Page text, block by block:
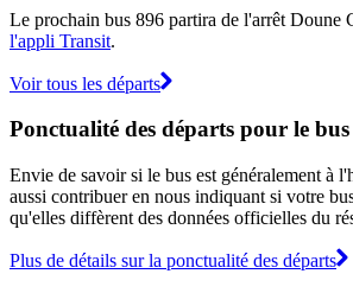
Le prochain bus 896 partira de l'arrêt Doune
l'appli Transit.
Voir tous les départs
Ponctualité des départs pour le
Envie de savoir si le bus est généralement à
aussi contribuer en nous indiquant si votre
qu'elles diffèrent des données officielles du
Plus de détails sur la ponctualité des départs